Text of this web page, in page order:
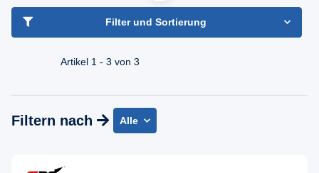
haben Sie Frage?
Freundlicher Support & Beratung
Mo - Fr. 08.00 - 16:30 Uhr
Filter und Sortierung
Artikel 1 - 3 von 3
Filtern nach Alle